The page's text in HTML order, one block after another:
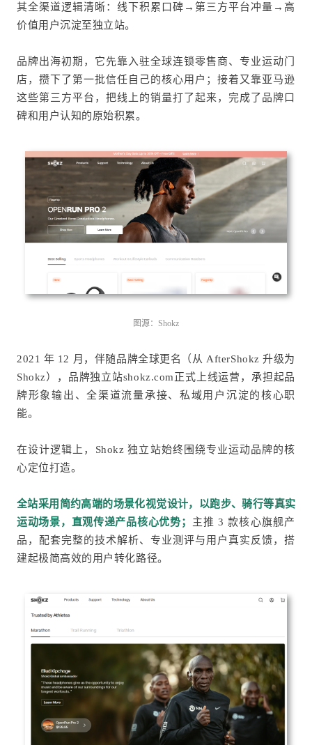
其全渠道逻辑清晰：线下积累口碑→第三方平台冲量→高
价值用户沉淀至独立站。
品牌出海初期，它先靠入驻全球连锁零售商、专业运动门
店，攒下了第一批信任自己的核心用户；接着又靠亚马逊
这些第三方平台，把线上的销量打了起来，完成了品牌口
碑和用户认知的原始积累。
图源：Shokz
2021 年 12 月，伴随品牌全球更名（从 AfterShokz 升级为
Shokz），品牌独立站shokz.com正式上线运营，承担起品
牌形象输出、全渠道流量承接、私域用户沉淀的核心职
能。
在设计逻辑上，Shokz 独立站始终围绕专业运动品牌的核
心定位打造。
全站采用简约高端的场景化视觉设计，以跑步、骑行等真实
运动场景，直观传递产品核心优势；
主推 3 款核心旗舰产
品，配套完整的技术解析、专业测评与用户真实反馈，搭
建起极简高效的用户转化路径。